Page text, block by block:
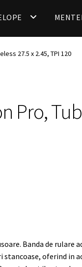
27.5 x 2.45, TPI 120
Pro,
Banda de rulare
stancoase, oferind in